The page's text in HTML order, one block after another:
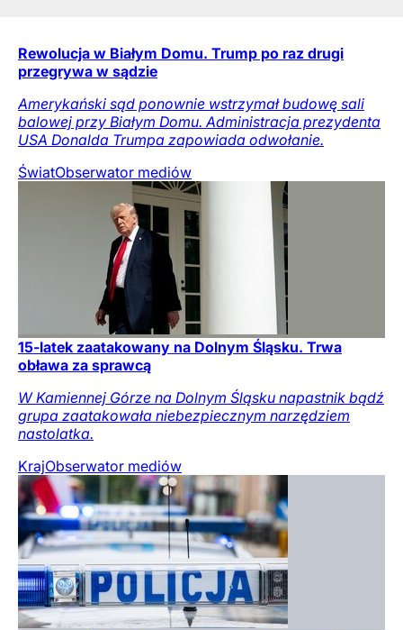
Rewolucja w Białym Domu. Trump po raz drugi
przegrywa w sądzie
Amerykański sąd ponownie wstrzymał budowę sali
balowej przy Białym Domu. Administracja prezydenta
USA Donalda Trumpa zapowiada odwołanie.
ŚwiatObserwator mediów
15-latek zaatakowany na Dolnym Śląsku. Trwa
obława za sprawcą
W Kamiennej Górze na Dolnym Śląsku napastnik bądź
grupa zaatakowała niebezpiecznym narzędziem
nastolatka.
KrajObserwator mediów